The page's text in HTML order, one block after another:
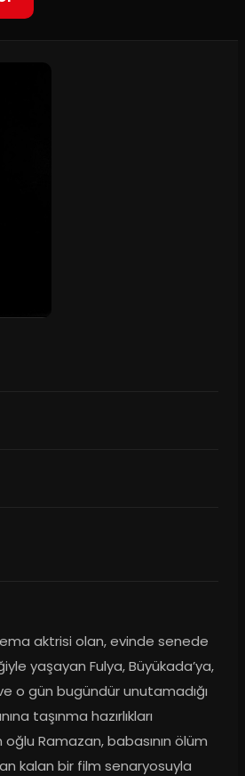
aktrisi olan, evinde senede
yaşayan Fulya, Büyükada’ya,
ve o gün bugündür unutamadığı
taşınma hazırlıkları
oğlu Ramazan, babasının ölüm
kalan bir film senaryosuyla